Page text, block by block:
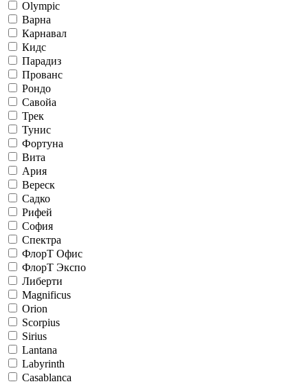
Olympic
Варна
Карнавал
Кидс
Парадиз
Прованс
Рондо
Савойа
Трек
Тунис
Фортуна
Вита
Ария
Вереск
Садко
Рифей
София
Спектра
ФлорТ Офис
ФлорТ Экспо
Либерти
Magnificus
Orion
Scorpius
Sirius
Lantana
Labyrinth
Casablanca